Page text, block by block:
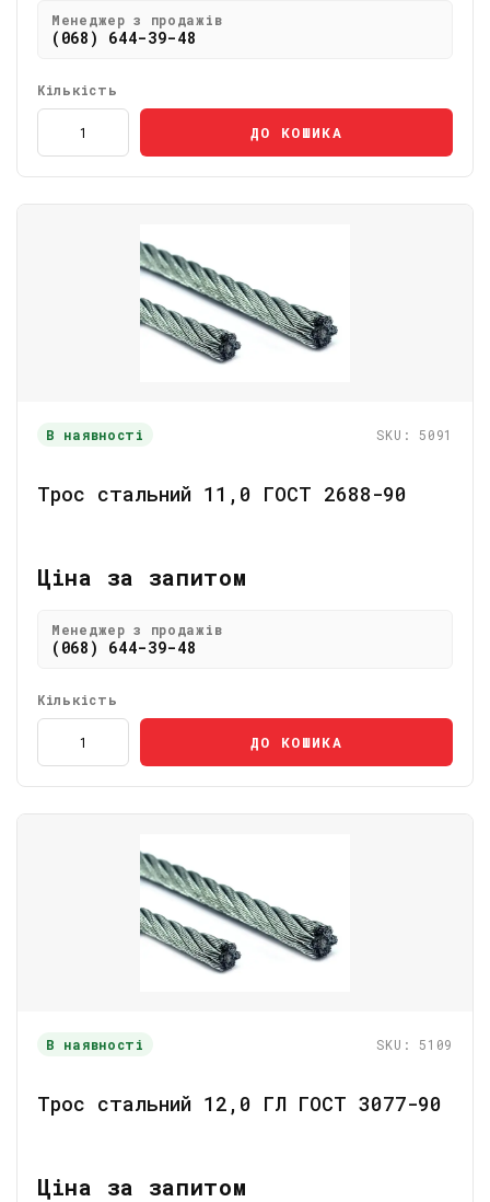
Менеджер з продажів
(068) 644-39-48
Кількість
ДО КОШИКА
В наявності SKU: 5091
Трос стальний 11,0 ГОСТ 2688-90
Ціна за запитом
Менеджер з продажів
(068) 644-39-48
Кількість
ДО КОШИКА
В наявності SKU: 5109
Трос стальний 12,0 ГЛ ГОСТ 3077-90
Ціна за запитом